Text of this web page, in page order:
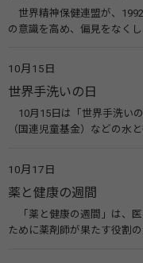
世界精神保健連盟が、
の意識を高め、偏見をなく
す。 関連リンク 世界メンタルヘルスデー（厚生労働省） 働く人のメンタ
ルヘルス・ポータルサイト
10月15日
世界手洗いの日
10月15日は「世界手洗い
（国連児童基金）などの水
10月17日
薬と健康の週間
「薬と健康の週間」は、
ために薬剤師が果たす役割